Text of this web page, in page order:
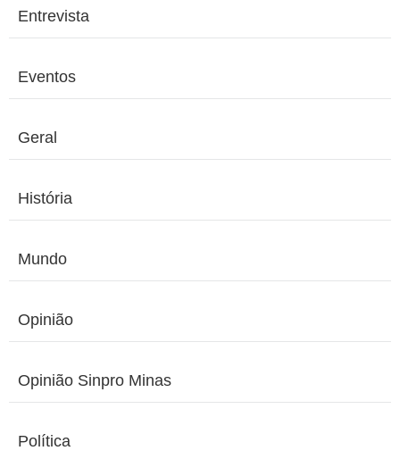
Entrevista
Eventos
Geral
História
Mundo
Opinião
Opinião Sinpro Minas
Política